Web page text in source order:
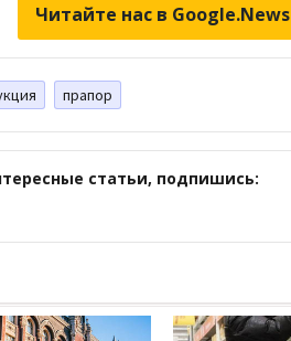
Читайте нас в Google.News
прапор
статьи, подпишись: